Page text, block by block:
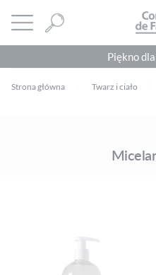
Otwórz menu
Piękno
Strona główna Twarz i ciało